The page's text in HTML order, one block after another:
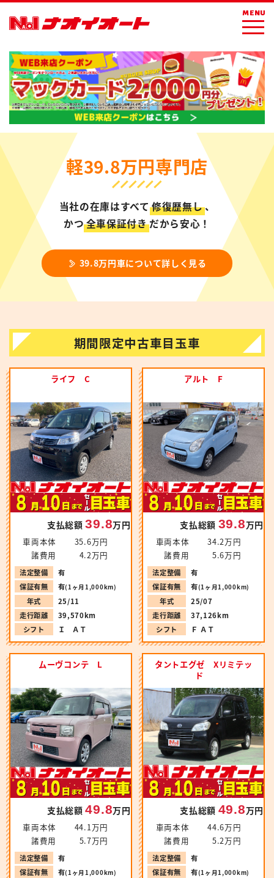
MENU
軽39.8万円専門店
当社の在庫はすべて 修復歴無し、
かつ全車保証付きだから安心！
39.8万円車について詳しく見る
期間限定中古車目玉車
ライフ C
支払総額39.8万円
車両本体
35.6万円
諸費用
4.2万円
法定整備
有
保証有無
有(1ヶ月1,000km)
年式
25/11
走行距離
39,570km
シフト
Ｉ ＡＴ
アルト F
支払総額 39.8万円
車両本体
34.2万円
諸費用
5.6万円
法定整備
有
保証有無
有(1ヶ月1,000km)
年式
25/07
走行距離
37,126km
シフト
Ｆ ＡＴ
ムーヴコンテ L
支払総額49.8万円
車両本体
44.1万円
諸費用
5.7万円
法定整備
有
保証有無
有(1ヶ月1,000km)
タントエグゼ Xリミテッ
ド
支払総額 49.8万円
車両本体
44.6万円
諸費用
5.2万円
法定整備
有
保証有無
有(1ヶ月1,000km)